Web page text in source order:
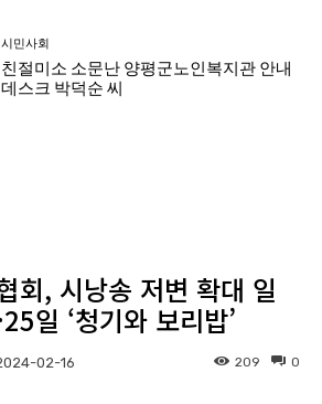
시민사회
친절미소 소문난 양평군노인복지관 안내
데스크 박덕순 씨